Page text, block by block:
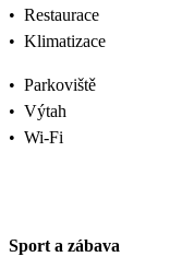
• Restaurace
• Klimatizace
• Parkoviště
• Výtah
• Wi-Fi
Sport a zábava